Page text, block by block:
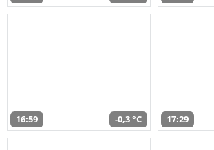
16:59 -0,3 °C 17:29